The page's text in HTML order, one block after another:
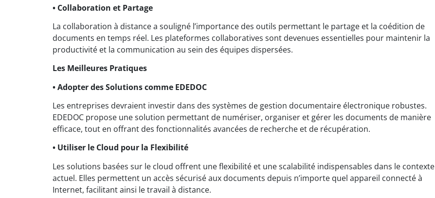
• Collaboration et Partage
La collaboration à distance a souligné l’importance des outils permettant le partage et la coédition de
documents en temps réel. Les plateformes collaboratives sont devenues essentielles pour maintenir la
productivité et la communication au sein des équipes dispersées.
Les Meilleures Pratiques
• Adopter des Solutions comme EDEDOC
Les entreprises devraient investir dans des systèmes de gestion documentaire électronique robustes.
EDEDOC propose une solution permettant de numériser, organiser et gérer les documents de manière
efficace, tout en offrant des fonctionnalités avancées de recherche et de récupération.
• Utiliser le Cloud pour la Flexibilité
Les solutions basées sur le cloud offrent une flexibilité et une scalabilité indispensables dans le contexte
actuel. Elles permettent un accès sécurisé aux documents depuis n’importe quel appareil connecté à
Internet, facilitant ainsi le travail à distance.